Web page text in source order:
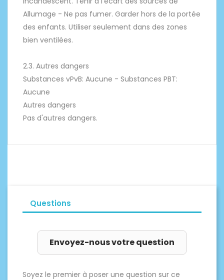
Allumage - Ne pas fumer. Garder hors de la portée
des enfants. Utiliser seulement dans des zones
bien ventilées.
2.3. Autres dangers
Substances vPvB: Aucune - Substances PBT:
Aucune
Autres dangers
Pas d'autres dangers.
Questions
Envoyez-nous votre question
Soyez le premier à poser une question sur ce